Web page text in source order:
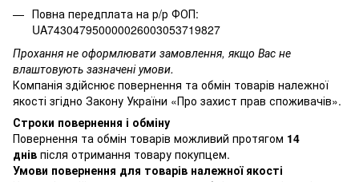
Повна передплата на р/р ФОП:
UA743047950000026003053719827
Прохання не оформлювати замовлення, якщо Вас не
влаштовують зазначені умови.
Компанія здійснює повернення та обмін товарів належної
якості згідно Закону України «Про захист прав споживачів».
Строки повернення і обміну
Повернення та обмін товарів можливий протягом 14
днів після отримання товару покупцем.
Умови повернення для товарів належної якості